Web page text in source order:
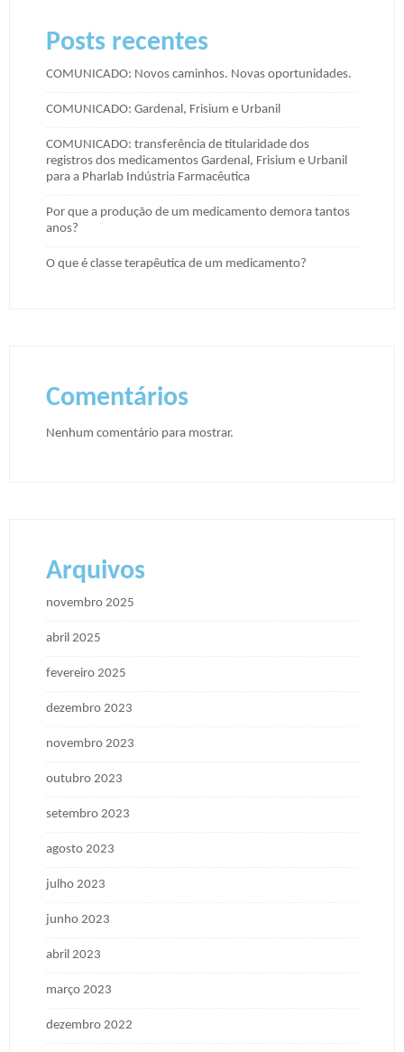
Posts recentes
COMUNICADO: Novos caminhos. Novas oportunidades.
COMUNICADO: Gardenal, Frisium e Urbanil
COMUNICADO: transferência de titularidade dos
registros dos medicamentos Gardenal, Frisium e Urbanil
para a Pharlab Indústria Farmacêutica
Por que a produção de um medicamento demora tantos
anos?
O que é classe terapêutica de um medicamento?
Comentários
Nenhum comentário para mostrar.
Arquivos
novembro 2025
abril 2025
fevereiro 2025
dezembro 2023
novembro 2023
outubro 2023
setembro 2023
agosto 2023
julho 2023
junho 2023
abril 2023
março 2023
dezembro 2022